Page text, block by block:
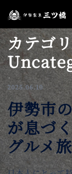
ン
テ
ン
ツ
へ
ス
キ
ッ
プ
カテゴ
2025.06.10
伊勢市
が息づ
グルメ旅